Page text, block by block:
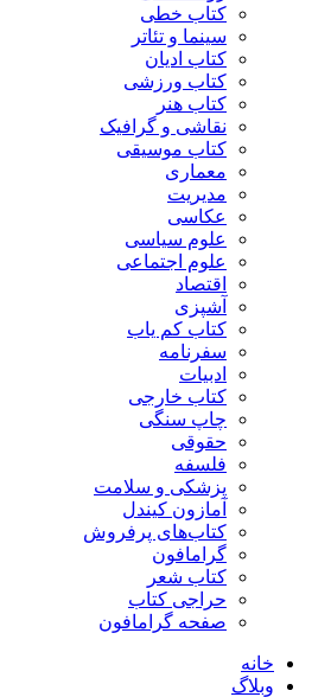
کتاب خطی
سینما و تئاتر
کتاب ادیان
کتاب ورزشی
کتاب هنر
نقاشی و گرافیک
کتاب موسیقی
معماری
مدیریت
عکاسی
علوم سیاسی
علوم اجتماعی
اقتصاد
آشپزی
کتاب کم یاب
سفرنامه
ادبیات
کتاب خارجی
چاپ سنگی
حقوقی
فلسفه
پزشکی و سلامت
آمازون کیندل
کتاب‌های پرفروش
گرامافون
کتاب شعر
حراجی کتاب
صفحه گرامافون
خانه
وبلاگ